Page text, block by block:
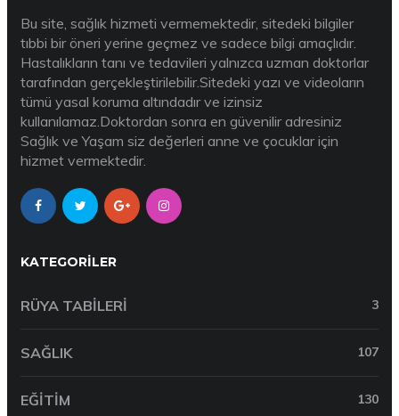
Bu site, sağlık hizmeti vermemektedir, sitedeki bilgiler
tıbbi bir öneri yerine geçmez ve sadece bilgi amaçlıdır.
Hastalıkların tanı ve tedavileri yalnızca uzman doktorlar
tarafından gerçekleştirilebilir.Sitedeki yazı ve videoların
tümü yasal koruma altındadır ve izinsiz
kullanılamaz.Doktordan sonra en güvenilir adresiniz
Sağlık ve Yaşam siz değerleri anne ve çocuklar için
hizmet vermektedir.
KATEGORILER
RÜYA TABILERI 3
SAĞLIK 107
EĞITIM 130